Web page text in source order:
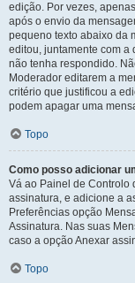
edição. Por vezes,
após o envio da
pequeno texto abaixo da
editou, juntamente com a
não tenha respondido.
Moderador editarem a
critério que justificou a
podem apagar uma
Topo
Como posso adicionar
Vá ao Painel de Controlo
assinatura, e adicione a
Preferências opção
Assinatura. Nas suas
caso a opção Anexar
Topo